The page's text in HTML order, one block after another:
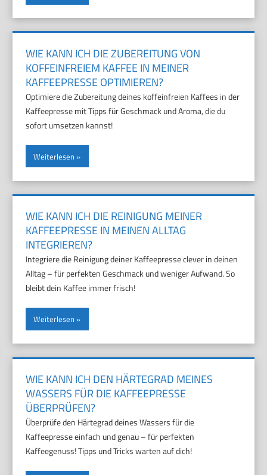
WIE KANN ICH DIE ZUBEREITUNG VON
KOFFEINFREIEM KAFFEE IN MEINER
KAFFEEPRESSE OPTIMIEREN?
Optimiere die Zubereitung deines koffeinfreien Kaffees in der
Kaffeepresse mit Tipps für Geschmack und Aroma, die du
sofort umsetzen kannst!
Weiterlesen
WIE KANN ICH DIE REINIGUNG MEINER
KAFFEEPRESSE IN MEINEN ALLTAG
INTEGRIEREN?
Integriere die Reinigung deiner Kaffeepresse clever in deinen
Alltag – für perfekten Geschmack und weniger Aufwand. So
bleibt dein Kaffee immer frisch!
Weiterlesen
WIE KANN ICH DEN HÄRTEGRAD MEINES
WASSERS FÜR DIE KAFFEEPRESSE
ÜBERPRÜFEN?
Überprüfe den Härtegrad deines Wassers für die
Kaffeepresse einfach und genau – für perfekten
Kaffeegenuss! Tipps und Tricks warten auf dich!